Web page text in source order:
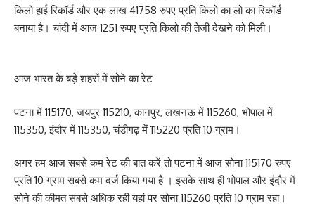
किलो हाई रिकॉर्ड और एक लाख 41758 रुपए प्रति किलो का लो का रिकॉर्ड
बनाया है। चांदी में आज 1251 रुपए प्रति किलो की तेजी देखने को मिली।
आज भारत के बड़े शहरों में सोने का रेट
पटना में 115170, जयपुर 115210, कानपुर, लखनऊ में 115260, भोपाल में
115350, इंदौर में 115350, चंडीगढ़ में 115220 प्रति 10 ग्राम।
अगर हम आज सबसे कम रेट की बात करें तो पटना में आज सोना 115170 रुपए
प्रति 10 ग्राम सबसे कम दर्ज किया गया है । इसके साथ ही भोपाल और इंदौर में
सोने की कीमत सबसे अधिक रही यहां पर सोना 115260 प्रति 10 ग्राम रहा।